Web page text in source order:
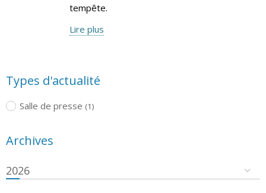
tempête.
Lire plus
Types d'actualité
Salle de presse (1)
Archives
2026